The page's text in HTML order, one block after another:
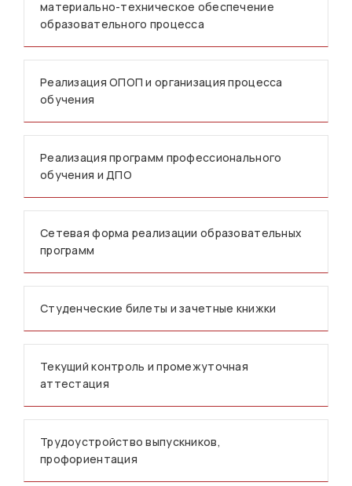
материально-техническое обеспечение
образовательного процесса
Реализация ОПОП и организация процесса
обучения
Реализация программ профессионального
обучения и ДПО
Сетевая форма реализации образовательных
программ
Студенческие билеты и зачетные книжки
Текущий контроль и промежуточная
аттестация
Трудоустройство выпускников,
профориентация